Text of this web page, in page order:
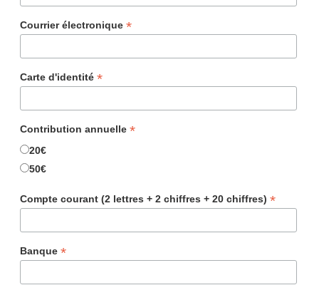
Courrier électronique *
Carte d'identité *
Contribution annuelle *
20€
50€
Compte courant (2 lettres + 2 chiffres + 20 chiffres) *
Banque *